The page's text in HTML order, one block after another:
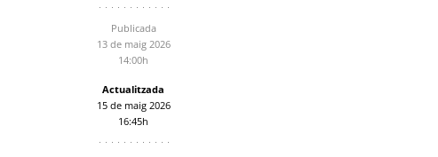
Publicada
13 de maig 2026
14:00h
Actualitzada
15 de maig 2026
16:45h